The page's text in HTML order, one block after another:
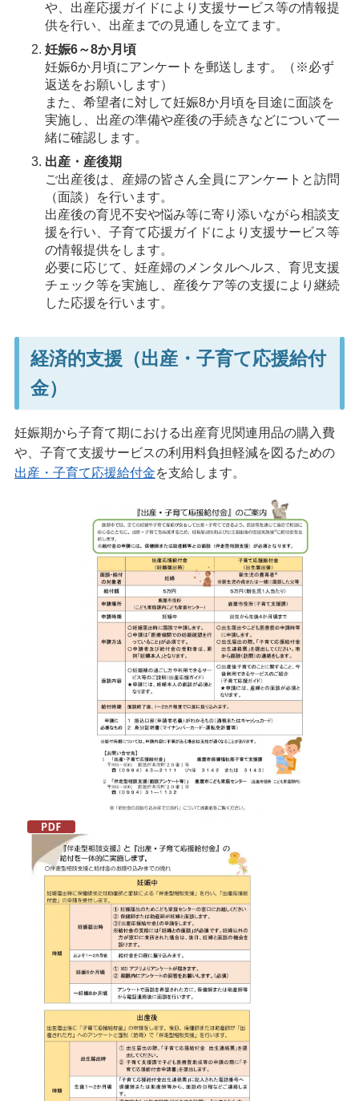
や、出産応援ガイドにより支援サービス等の情報提
供を行い、出産までの見通しを立てます。
妊娠6～8か月頃
妊娠6か月頃にアンケートを郵送します。（※必ず
返送をお願いします）
また、希望者に対して妊娠8か月頃を目途に面談を
実施し、出産の準備や産後の手続きなどについて一
緒に確認します。
出産・産後期
ご出産後は、産婦の皆さん全員にアンケートと訪問
（面談）を行います。
出産後の育児不安や悩み等に寄り添いながら相談支
援を行い、子育て応援ガイドにより支援サービス等
の情報提供をします。
必要に応じて、妊産婦のメンタルヘルス、育児支援
チェック等を実施し、産後ケア等の支援により継続
した応援を行います。
経済的支援（出産・子育て応援給付
金）
妊娠期から子育て期における出産育児関連用品の購入費
や、子育て支援サービスの利用料負担軽減を図るための
出産・子育て応援給付金を支給します。